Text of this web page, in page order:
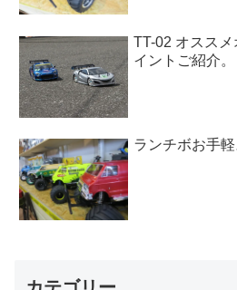
TT-02 オスス
イントご紹介。
ランチボお手